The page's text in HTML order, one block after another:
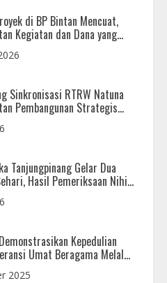
di BP Bintan Mencuat,
Kegiatan dan Dana yang
Sinkronisasi RTRW Natuna
Pembangunan Strategis
Tanjungpinang Gelar Dua
Hasil Pemeriksaan Nihil
Kepedulian
Umat Beragama Melalui
Bencana
2025